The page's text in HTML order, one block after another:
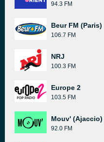
94.3 FM
Beur FM (Paris)
106.7 FM
NRJ
100.3 FM
Europe 2
103.5 FM
Mouv' (Ajaccio)
92.0 FM